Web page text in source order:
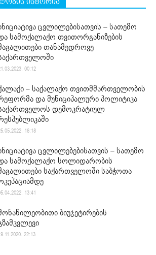
ცვლილებისათვის – სათემო
სამოქალაქო თვითორგანიზების
თანამედროვე
00:12
– საქალაქო თვითმმართველობის
და მუნიციპალური პოლიტიკა
დემოკრატიულ
16:18
ცვლილებებისათვის – სათემო
სამოქალაქო სოლიდარობის
საქართველოში საბჭოთა
13:41
ბიუჯეტირების
22:13